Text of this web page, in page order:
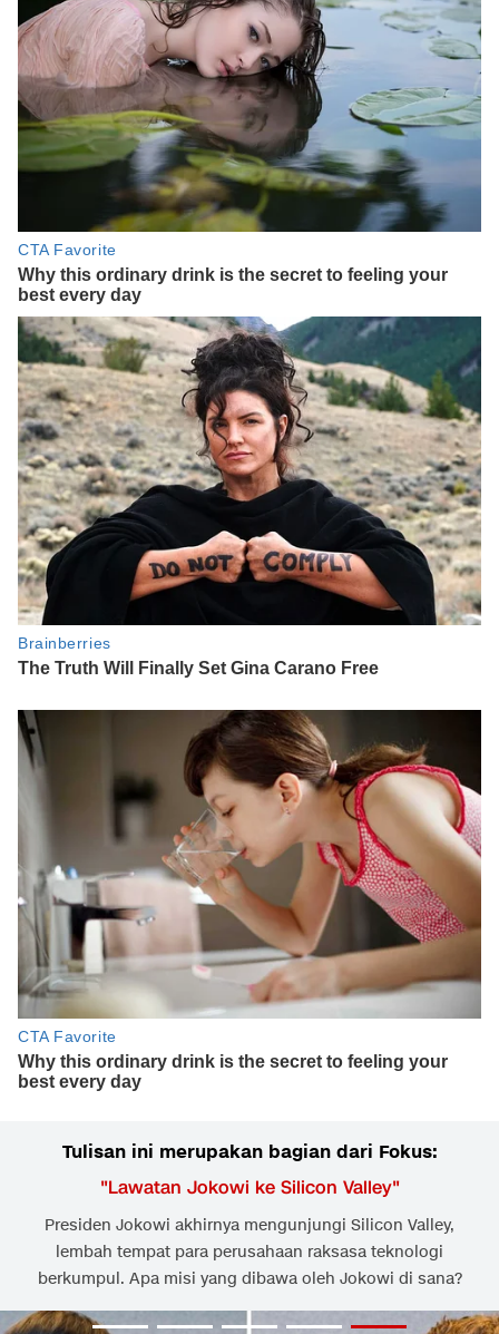
Tulisan ini merupakan bagian dari Fokus:
"Lawatan Jokowi ke Silicon Valley"
Presiden Jokowi akhirnya mengunjungi Silicon Valley,
lembah tempat para perusahaan raksasa teknologi
berkumpul. Apa misi yang dibawa oleh Jokowi di sana?